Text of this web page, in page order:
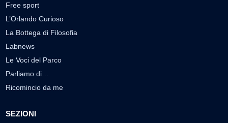
Free sport
L’Orlando Curioso
La Bottega di Filosofia
Labnews
Le Voci del Parco
Parliamo di…
Ricomincio da me
SEZIONI